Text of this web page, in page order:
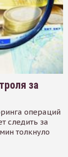
за
операций
следить за
толкнуло